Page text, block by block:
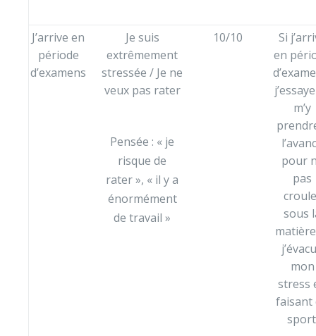
J’arrive en
période
d’examens
Je suis
extrêmement
stressée / Je ne
veux pas rater
Pensée : « je
risque de
rater », « il y a
énormément
de travail »
10/10
Si
en
m’y
pour
pas
sous
mon
stress
faisant